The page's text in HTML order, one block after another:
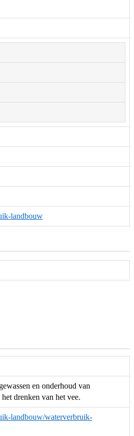
landbouw
en onderhoud van
drenken van het vee.
landbouw/waterverbruik-